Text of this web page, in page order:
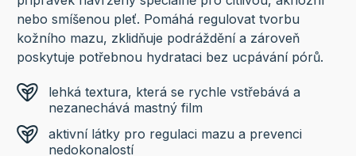
nebo smíšenou pleť. Pomáhá regulovat tvorbu
kožního mazu, zklidňuje podráždění a zároveň
poskytuje potřebnou hydrataci bez ucpávání pórů.
lehká textura, která se rychle vstřebává a
nezanechává mastný film
aktivní látky pro regulaci mazu a prevenci
nedokonalostí